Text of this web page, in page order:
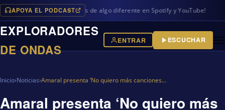
APOYA EL PODCAST
en iVoox, además de algo diferente en Spotify y YouTube!
EXPLORADORES
DE ONDAS
ENTRAR ESCUCHAR
Inicio›Noticias›Amaral presenta ‘No quiero más canciones…
Amaral presenta ‘No quiero más